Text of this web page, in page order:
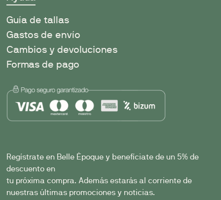
Guía de tallas
Gastos de envío
Cambios y devoluciones
Formas de pago
Regístrate en Belle Èpoque y benefíciate de un 5% de
descuento en
tu próxima compra. Además estarás al corriente de
nuestras últimas promociones y noticias.